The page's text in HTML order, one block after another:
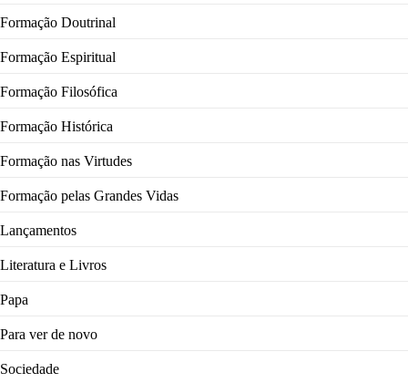
Formação Doutrinal
Formação Espiritual
Formação Filosófica
Formação Histórica
Formação nas Virtudes
Formação pelas Grandes Vidas
Lançamentos
Literatura e Livros
Papa
Para ver de novo
Sociedade